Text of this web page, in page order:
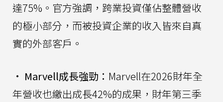
達75%。官方強調，跨業投資僅佔整體營收
的極小部分，而被投資企業的收入皆來自真
實的外部客戶。
• Marvell成長強勁： Marvell在2026財年全
年營收也繳出成長42%的成果，財年第三季